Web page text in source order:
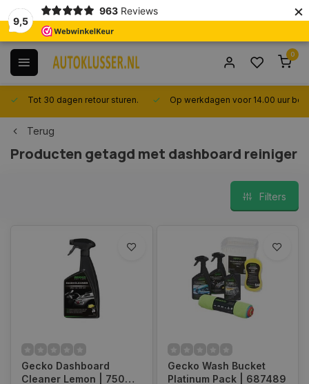
9,5
963 Reviews ×
0
Tot 30 dagen retour sturen. Op werkdagen voor 14.00 uur
Terug
Producten getagd met dashboard reiniger
Filters
Gecko Dashboard
Cleaner Lemon | 750
Gecko Wash Bucket
Platinum Pack | 687489